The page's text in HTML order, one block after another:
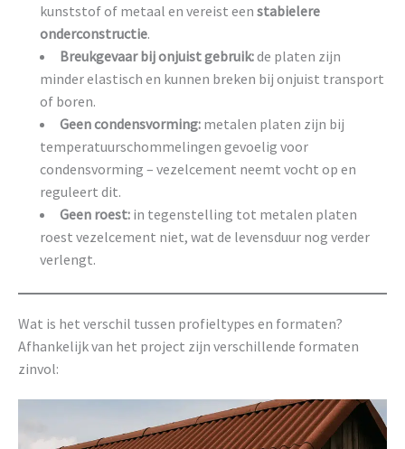
kunststof of metaal en vereist een stabielere
onderconstructie.
Breukgevaar bij onjuist gebruik:de platen zijn
minder elastisch en kunnen breken bij onjuist transport
of boren.
Geen condensvorming: metalen platen zijn bij
temperatuurschommelingen gevoelig voor
condensvorming – vezelcement neemt vocht op en
reguleert dit.
Geen roest: in tegenstelling tot metalen platen
roest vezelcement niet, wat de levensduur nog verder
verlengt.
Wat is het verschil tussen profieltypes en formaten?
Afhankelijk van het project zijn verschillende formaten
zinvol: